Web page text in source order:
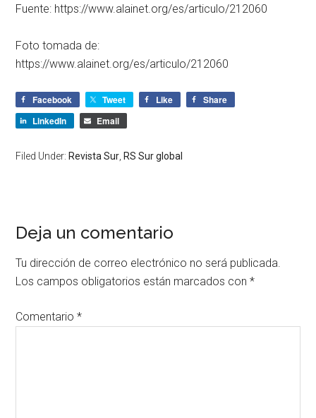
Fuente: https://www.alainet.org/es/articulo/212060
Foto tomada de:
https://www.alainet.org/es/articulo/212060
Facebook Tweet Like
Share
LinkedIn
Email
Filed Under: Revista Sur, RS Sur global
Deja un comentario
Tu dirección de correo electrónico no será publicada.
Los campos obligatorios están marcados con*
Comentario*